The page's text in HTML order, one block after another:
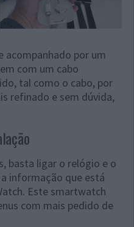
acompanhado por um
com um cabo
tal como o cabo, por
refinado e sem dúvida,
basta ligar o relógio e o
informação que está
Este smartwatch
com mais pedido de